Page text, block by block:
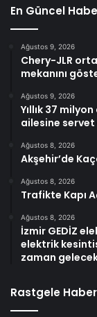
En Güncel
Ağustos 9, 2026
Chery-JLR
mekanını
Ağustos 9, 2026
Yıllık 37
ailesine
Ağustos 8, 2026
Akşehir’de
Ağustos 8, 2026
Trafikte Kapı
Ağustos 8, 2026
İzmir GEDİZ
elektrik
zaman
Rastgele